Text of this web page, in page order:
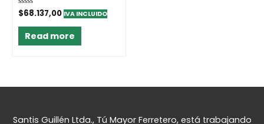
Rated
0
out
$68.137,00 IVA INCLUIDO
Read more
Santis Guillén Ltda., Tú Mayor Ferretero, está trabajando